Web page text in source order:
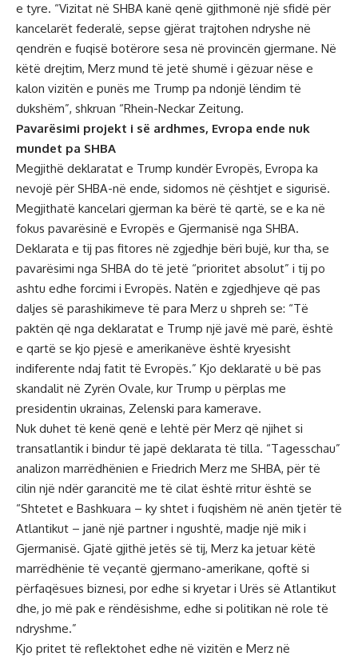
e tyre. “Vizitat në SHBA kanë qenë gjithmonë një sfidë për
kancelarët federalë, sepse gjërat trajtohen ndryshe në
qendrën e fuqisë botërore sesa në provincën gjermane. Në
këtë drejtim, Merz mund të jetë shumë i gëzuar nëse e
kalon vizitën e punës me Trump pa ndonjë lëndim të
dukshëm”, shkruan “Rhein-Neckar Zeitung.
Pavarësimi projekt i së ardhmes, Evropa ende nuk
mundet pa SHBA
Megjithë deklaratat e Trump kundër Evropës, Evropa ka
nevojë për SHBA-në ende, sidomos në çështjet e sigurisë.
Megjithatë kancelari gjerman ka bërë të qartë, se e ka në
fokus pavarësinë e Evropës e Gjermanisë nga SHBA.
Deklarata e tij pas fitores në zgjedhje bëri bujë, kur tha, se
pavarësimi nga SHBA do të jetë “prioritet absolut” i tij po
ashtu edhe forcimi i Evropës. Natën e zgjedhjeve që pas
daljes së parashikimeve të para Merz u shpreh se: “Të
paktën që nga deklaratat e Trump një javë më parë, është
e qartë se kjo pjesë e amerikanëve është kryesisht
indiferente ndaj fatit të Evropës.” Kjo deklaratë u bë pas
skandalit në Zyrën Ovale, kur Trump u përplas me
presidentin ukrainas, Zelenski para kamerave.
Nuk duhet të kenë qenë e lehtë për Merz që njihet si
transatlantik i bindur të japë deklarata të tilla. “Tagesschau”
analizon marrëdhënien e Friedrich Merz me SHBA, për të
cilin një ndër garancitë me të cilat është rritur është se
“Shtetet e Bashkuara – ky shtet i fuqishëm në anën tjetër të
Atlantikut – janë një partner i ngushtë, madje një mik i
Gjermanisë. Gjatë gjithë jetës së tij, Merz ka jetuar këtë
marrëdhënie të veçantë gjermano-amerikane, qoftë si
përfaqësues biznesi, por edhe si kryetar i Urës së Atlantikut
dhe, jo më pak e rëndësishme, edhe si politikan në role të
ndryshme.”
Kjo pritet të reflektohet edhe në vizitën e Merz në